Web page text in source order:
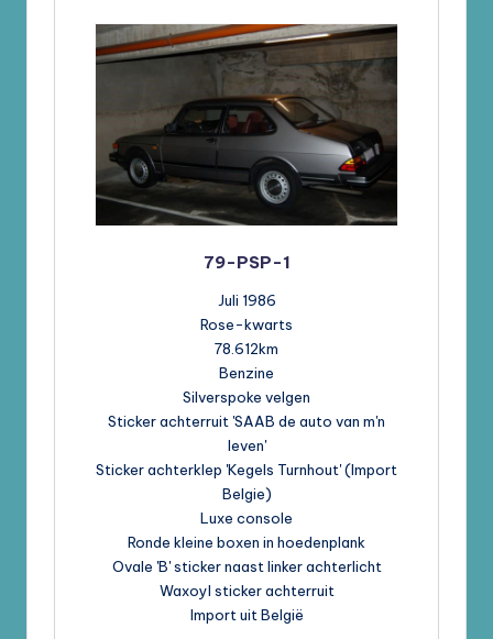
79-PSP-1
Juli 1986
Rose-kwarts
78.612km
Benzine
Silverspoke velgen
Sticker achterruit 'SAAB de auto van m'n
leven'
Sticker achterklep 'Kegels Turnhout' (Import
Belgie)
Luxe console
Ronde kleine boxen in hoedenplank
Ovale 'B' sticker naast linker achterlicht
Waxoyl sticker achterruit
Import uit België